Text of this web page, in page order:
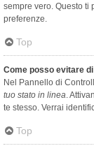
sempre vero. Questo ti
preferenze.
Top
Come posso evitare
Nel Pannello di
tuo stato in linea.
te stesso. Verrai
Top